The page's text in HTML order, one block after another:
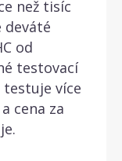
než tisíc
deváté
od
testovací
více
cena za